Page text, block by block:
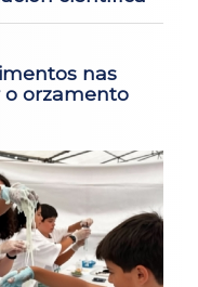
nas
o orzamento